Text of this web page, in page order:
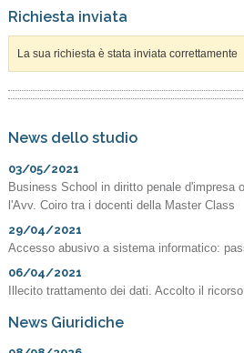
Richiesta inviata
La sua richiesta è stata inviata correttamente
News dello studio
03/05/2021
Business School in diritto penale d'impresa
l'Avv. Coiro tra i docenti della Master Class
29/04/2021
Accesso abusivo a sistema informatico:
06/04/2021
Illecito trattamento dei dati. Accolto il
News Giuridiche